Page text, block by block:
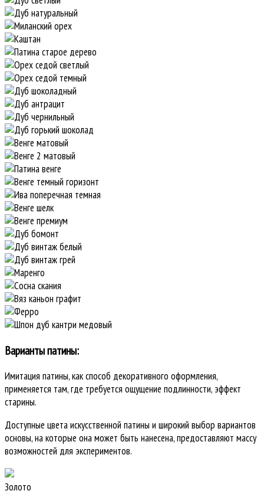
Варианты патины:
Имитация патины, как способ декоративного оформления,
применяется там, где требуется ощущение подлинности, эффект
старины.
Доступные цвета искусственной патины и широкий выбор вариантов
основы, на которые она может быть нанесена, предоставляют массу
возможностей для экспериментов.
Золото